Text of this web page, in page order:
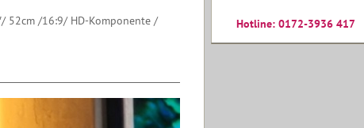
52cm /16:9/ HD-Komponente /
Hotline: 0172-3936 417